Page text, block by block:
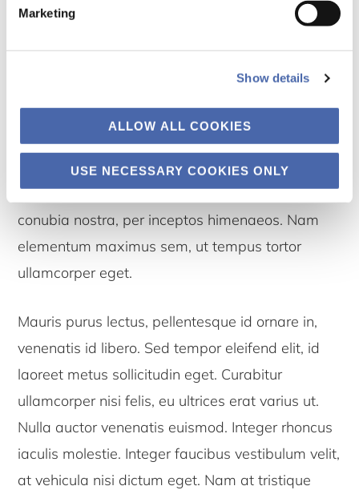
Marketing
Show details
ALLOW ALL COOKIES
USE NECESSARY COOKIES ONLY
Pellentesque imperdiet neque at ex faucibus,
eget ornare turpis suscipit. Proin in efficitur
lorem. Duis scelerisque enim ut lobortis rhoncus.
Donec blandit metus non tristique vehicula. Class
aptent taciti sociosqu ad litora torquent per
conubia nostra, per inceptos himenaeos. Nam
elementum maximus sem, ut tempus tortor
ullamcorper eget.
Mauris purus lectus, pellentesque id ornare in,
venenatis id libero. Sed tempor eleifend elit, id
laoreet metus sollicitudin eget. Curabitur
ullamcorper nisi felis, eu ultrices erat varius ut.
Nulla auctor venenatis euismod. Integer rhoncus
iaculis molestie. Integer faucibus vestibulum velit,
at vehicula nisi dictum eget. Nam at tristique